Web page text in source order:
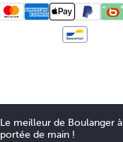
Le meilleur de Boulanger à
portée de main !